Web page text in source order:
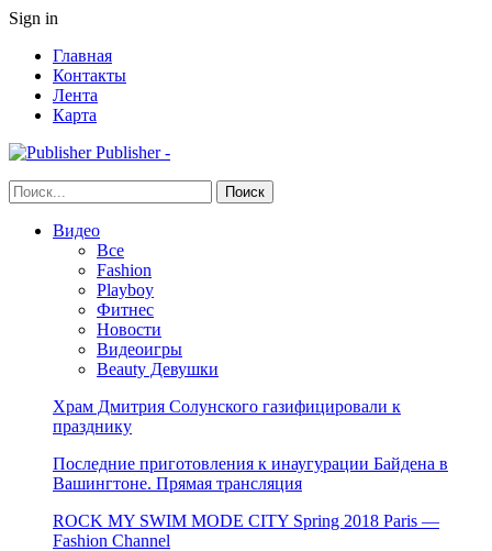
Sign in
Главная
Контакты
Лента
Карта
Publisher -
Видео
Все
Fashion
Playboy
Фитнес
Новости
Видеоигры
Beauty Девушки
Храм Дмитрия Солунского газифицировали к
празднику
Последние приготовления к инаугурации Байдена в
Вашингтоне. Прямая трансляция
ROCK MY SWIM MODE CITY Spring 2018 Paris —
Fashion Channel